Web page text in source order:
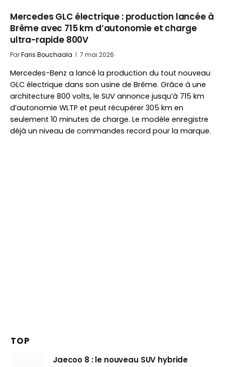
Mercedes GLC électrique : production lancée à
Brême avec 715 km d’autonomie et charge
ultra-rapide 800V
ParFaris Bouchaala 7 mai 2026
Mercedes-Benz a lancé la production du tout nouveau
GLC électrique dans son usine de Brême. Grâce à une
architecture 800 volts, le SUV annonce jusqu’à 715 km
d’autonomie WLTP et peut récupérer 305 km en
seulement 10 minutes de charge. Le modèle enregistre
déjà un niveau de commandes record pour la marque.
TOP
Jaecoo 8 : le nouveau SUV hybride